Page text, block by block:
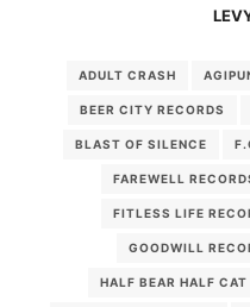
ADULT CRASH
BEER CITY RECORDS
BLAST OF SILENCE
FAREWELL
FITLESS LIFE
GOODWILL
HALF BEAR HALF CAT